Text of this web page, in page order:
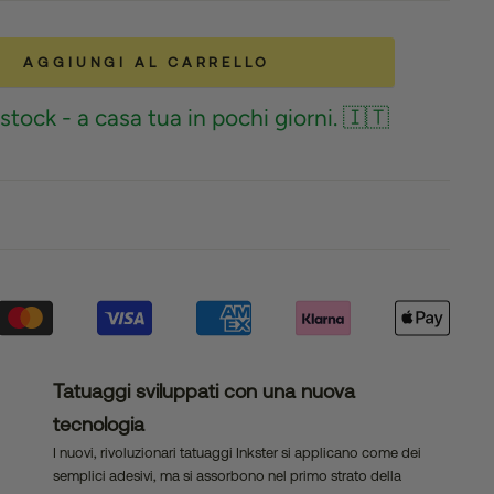
AGGIUNGI AL CARRELLO
- a casa tua in pochi giorni. 🇮🇹
Tatuaggi sviluppati con una nuova
tecnologia
I nuovi, rivoluzionari tatuaggi Inkster si applicano come dei
semplici adesivi, ma si assorbono nel primo strato della